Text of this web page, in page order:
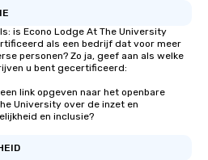
is Econo Lodge At The University
als een bedrijf dat voor meer
personen? Zo ja, geef aan als welke
u bent gecertificeerd:
link opgeven naar het openbare
University over de inzet en
en inclusie?